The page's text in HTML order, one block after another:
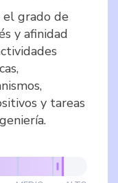
el grado de
y afinidad
y tareas